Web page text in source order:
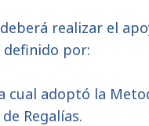
realizar el
definido por:
cual adoptó la
Regalías.